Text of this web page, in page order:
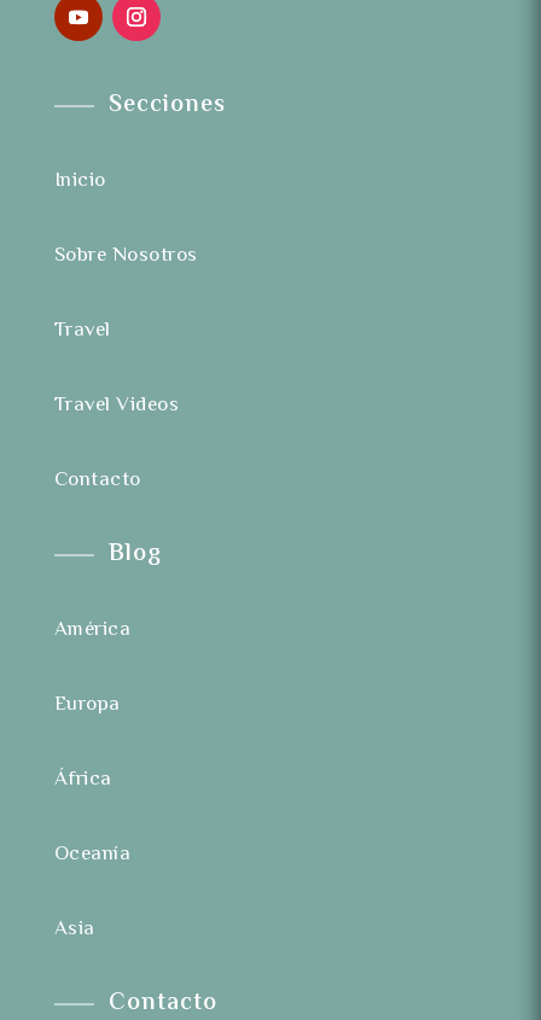
Secciones
Inicio
Sobre Nosotros
Travel
Travel Videos
Contacto
Blog
América
Europa
África
Oceanía
Asia
Contacto